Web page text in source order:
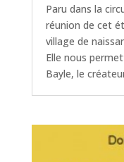
Paru dans la
réunion de cet
village de
Elle nous
Bayle, le